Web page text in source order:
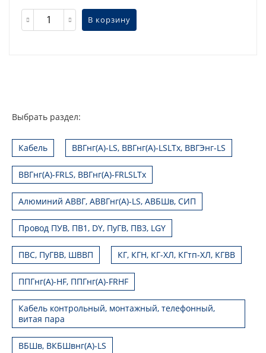
В корзину
Выбрать раздел:
Кабель ВВГнг(А)-LS, ВВГнг(А)-LSLTx, ВВГЭнг-LS
ВВГнг(А)-FRLS, ВВГнг(А)-FRLSLTx
Алюминий АВВГ, АВВГнг(А)-LS, АВБШв, СИП
Провод ПУВ, ПВ1, DY, ПуГВ, ПВ3, LGY
ПВС, ПуГВВ, ШВВП КГ, КГН, КГ-ХЛ, КГтп-ХЛ, КГВВ
ППГнг(А)-HF, ППГнг(А)-FRHF
Кабель контрольный, монтажный, телефонный,
витая пара
ВБШв, ВКБШвнг(А)-LS